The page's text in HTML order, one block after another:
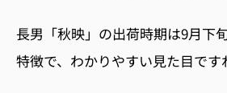
長男「秋映」の出荷時期は9月下
特徴で、わかりやすい見た目です